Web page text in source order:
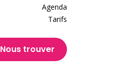
Agenda
Tarifs
Nous trouver